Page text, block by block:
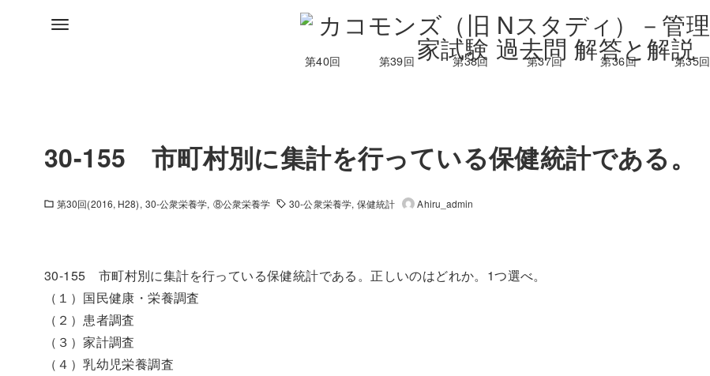
第40回 第39回 第38回 第37回 第36回 第35回
30-155 市町村別に集計を行っている保健統計である。
第30回(2016, H28) 30-公衆栄養学 ⑧公衆栄養学 30-公衆栄養学 保健統計 Ahiru_admin
30-155 市町村別に集計を行っている保健統計である。正しいのはどれか。1つ選べ。
（１）国民健康・栄養調査
（２）患者調査
（３）家計調査
（４）乳幼児栄養調査